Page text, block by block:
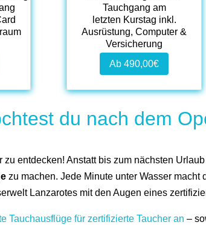
Tauchgang am
letzten Kurstag inkl.
Ausrüstung, Computer &
Versicherung
Dauer 3 Tage
Ab 490,00€
du nach dem
zu entdecken! Anstatt bis zum nächsten
zu machen. Jede Minute unter Wasser
Lanzarotes mit den Augen eines
Tauchausflüge für zertifizierte Taucher an –